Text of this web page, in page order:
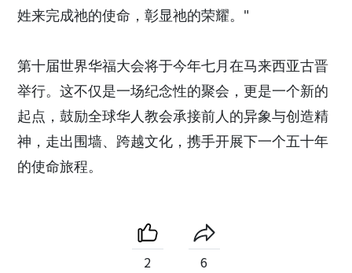
姓来完成祂的使命，彰显祂的荣耀。"
第十届世界华福大会将于今年七月在马来西亚古晋
举行。这不仅是一场纪念性的聚会，更是一个新的
起点，鼓励全球华人教会承接前人的异象与创造精
神，走出围墙、跨越文化，携手开展下一个五十年
的使命旅程。
2 6